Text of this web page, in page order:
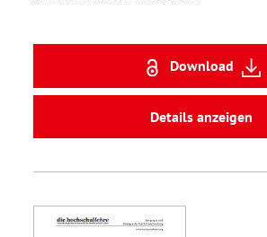
Download
Details anzeigen